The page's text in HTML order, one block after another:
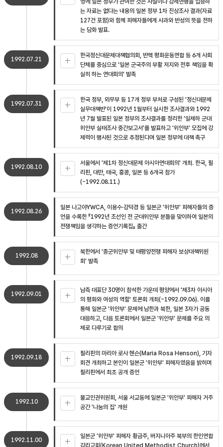
영에 일본 정부가 관여한 것은 사실이나 강제연행을 입증하
는 자료는 없다는 내용의 일본 정부 1차 진상조사 결과(자료
127건 포함)와 함께 피해자들에게 사과와 반성의 뜻을 전하
는 담화 발표.
1992.07.21
한국정신대문제대책협의회, 반핵 평화운동연합 등 6개 사회
단체를 중심으로 '일본 군국주의 부활 저지와 전후 책임을 확
실히 하는 연대회의' 발족
1992.07.31
한국 정부, 외무부 등 17개 정부 부처로 구성된 '정신대문제
실무대책반'이 1992년 1월부터 실시한 조사결과와 1992
년 7월 발표된 일본 정부의 조사결과를 정리한 '일제하 군대
위안부 실태조사 중간보고서'를 발표하고 '위안부' 모집에 강
제력이 행사된 것으로 추정된다며 일본 정부에 대책 촉구
1992.08.10
서울에서 '제1차 정신대문제 아시아연대회의' 개최. 한국, 필
리핀, 대만, 태국, 홍콩, 일본 등 6개국 참가
(~1992.08.11.)
1992.08.26
일본 나고야YWCA, 이용수·강덕경 등 일본군 '위안부' 피해자들의 증
언을 수록한 『1992년 조선인 전 군대위안부 분들을 맞이하여 일본의
전쟁책임을 생각하는 증언기록집』 출간
1992.08
북한에서 '종군위안부 및 태평양전쟁 피해자 보상대책위원
회' 발족
1992.09.01
남측 대표단 30명이 참석한 가운데 평양에서 '제3차 아시아
의 평화와 여성의 역할' 토론회 개최(~1992.09.06). 이를
통해 일본군 '위안부' 문제에 남한과 북한, 일본 3자가 공동
대응하고, 다음 토론회에서 일본군 '위안부' 문제를 주요 의
제로 다루기로 합의
1992.09.18
필리핀의 마리아 로사 헨슨(Maria Rosa Henson), 기자
회견 개최하고 본인이 일본군 '위안부' 피해자였음을 밝히며
필리핀에서 최초 공개 증언
1992.10
불교인권위원회, 서울 서교동에 일본군 '위안부' 피해자 거주
공간 '나눔의 집' 개원
1992.11.00
일본군 '위안부' 피해자 황금주, 버지니아주 북부의 한인연합
감리교회(Korean United Methodist Church)에서